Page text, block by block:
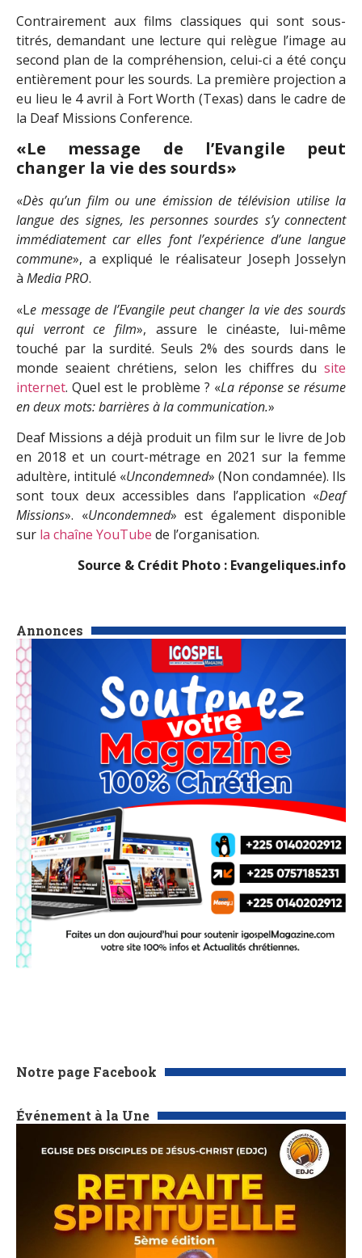
Annonces
Notre page Facebook
Événement à la Une
Contrairement aux films classiques qui sont sous-
titrés, demandant une lecture qui relègue l’image au
second plan de la compréhension, celui-ci a été conçu
entièrement pour les sourds. La première projection a
eu lieu le 4 avril à Fort Worth (Texas) dans le cadre de
la Deaf Missions Conference.
«Le message de l’Evangile peut
changer la vie des sourds»
«Dès qu’un film ou une émission de télévision utilise la
langue des signes, les personnes sourdes s’y connectent
immédiatement car elles font l’expérience d’une langue
commune», a expliqué le réalisateur Joseph Josselyn
à Media PRO.
«Le message de l’Evangile peut changer la vie des sourds
qui verront ce film», assure le cinéaste, lui-même
touché par la surdité. Seuls 2% des sourds dans le
monde seaient chrétiens, selon les chiffres du site
internet. Quel est le problème ? «La réponse se résume
en deux mots: barrières à la communication.»
Deaf Missions a déjà produit un film sur le livre de Job
en 2018 et un court-métrage en 2021 sur la femme
adultère, intitulé «Uncondemned» (Non condamnée). Ils
sont toux deux accessibles dans l’application «Deaf
Missions». «Uncondemned» est également disponible
sur la chaîne YouTube de l’organisation.
Source & Crédit Photo : Evangeliques.info